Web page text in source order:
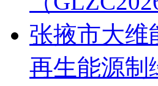
张掖市大维
再生能源制